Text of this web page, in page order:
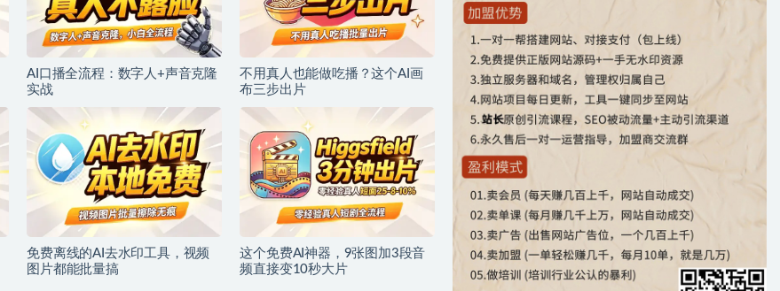
AI口播全流程：数字人+声音克隆
实战
不用真人也能做吃播？这个AI画
布三步出片
免费离线的AI去水印工具，视频
图片都能批量搞
这个免费AI神器，9张图加3段音
频直接变10秒大片